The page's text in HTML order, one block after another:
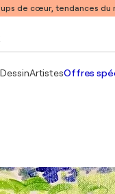
de cœur, tendances du
DessinArtistesOffres